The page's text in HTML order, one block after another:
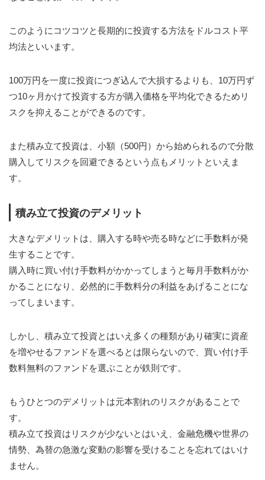
このようにコツコツと長期的に投資する方法をドルコスト平
均法といいます。
100万円を一度に投資につぎ込んで大損するよりも、10万円ず
つ10ヶ月かけて投資する方が購入価格を平均化できるためリ
スクを抑えることができるのです。
また積み立て投資は、小額（500円）から始められるので分散
購入してリスクを回避できるという点もメリットといえま
す。
積み立て投資のデメリット
大きなデメリットは、購入する時や売る時などに手数料が発
生することです。
購入時に買い付け手数料がかかってしまうと毎月手数料がか
かることになり、必然的に手数料分の利益をあげることにな
ってしまいます。
しかし、積み立て投資とはいえ多くの種類があり確実に資産
を増やせるファンドを選べるとは限らないので、買い付け手
数料無料のファンドを選ぶことが鉄則です。
もうひとつのデメリットは元本割れのリスクがあることで
す。
積み立て投資はリスクが少ないとはいえ、金融危機や世界の
情勢、為替の急激な変動の影響を受けることを忘れてはいけ
ません。